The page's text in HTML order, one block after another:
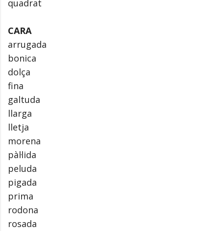
quadrat
CARA
arrugada
bonica
dolça
fina
galtuda
llarga
lletja
morena
pàl·lida
peluda
pigada
prima
rodona
rosada